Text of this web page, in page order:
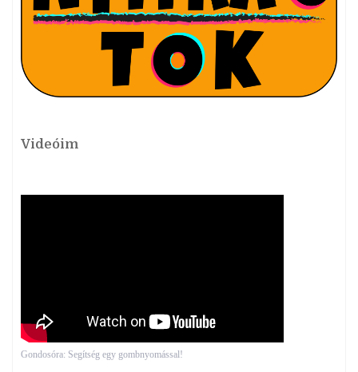
Videóim
Gondosóra: Segítség egy gombnyomással!